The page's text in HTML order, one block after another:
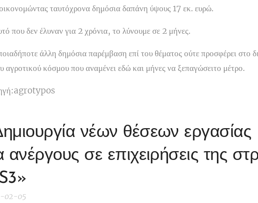
ταυτόχρονα δημόσια δαπάνη ύψους 17 εκ. ευρώ.
που δεν έλυναν για 2 χρόνια, το λύνουμε σε 2 μήνες.
άλλη δημόσια παρέμβαση επί του θέματος ούτε προσφέρει στο
αγροτικού κόσμου που αναμένει εδώ και μήνες να ξεπαγώσειτο μέτρο.
νέων θέσεων
ανέργους σε επιχειρήσεις της
02-05